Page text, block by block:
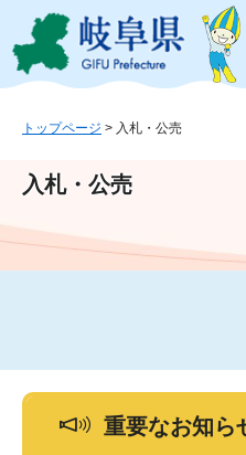
ジ
ュ
文
このペー
トップページ > 入札・公売
入札・公売
重要なお知ら